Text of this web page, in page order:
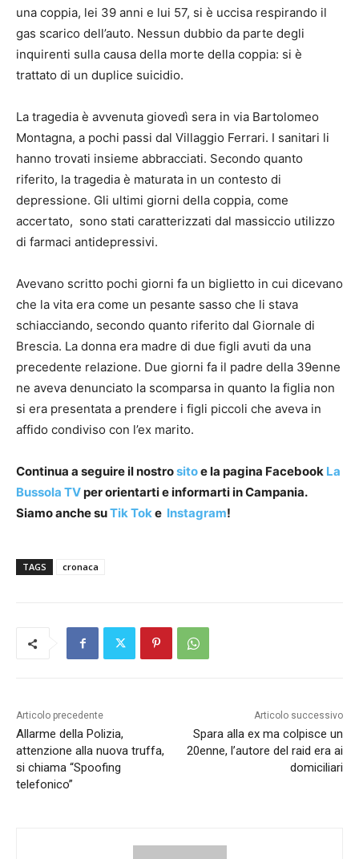
una coppia, lei 39 anni e lui 57, si è uccisa respirando il
gas scarico dell’auto. Nessun dubbio da parte degli
inquirenti sulla causa della morte della coppia: si è
trattato di un duplice suicidio.
La tragedia è avvenuta giovedì sera in via Bartolomeo
Montagna, a pochi passi dal Villaggio Ferrari. I sanitari li
hanno trovati insieme abbracciati. Secondo quanto
riferito, la tragedia è maturata in un contesto di
depressione. Gli ultimi giorni della coppia, come
accertato, sono stati caratterizzati dal massiccio utilizzo
di farmaci antidepressivi.
Avevano scritto pochi giorni fa un biglietto in cui dicevano
che la vita era come un pesante sasso che li stava
schiacciando, secondo quanto riferito dal Giornale di
Brescia. La donna era madre di due figli avuti da una
precedente relazione. Due giorni fa il padre della 39enne
ne aveva denunciato la scomparsa in quanto la figlia non
si era presentata a prendere i figli piccoli che aveva in
affido condiviso con l’ex marito.
Continua a seguire il nostrositoe la pagina Facebook La
Bussola TVper orientarti e informarti in Campania.
Siamo anche suTik Toke Instagram!
TAGS cronaca
Articolo precedente
Allarme della Polizia,
attenzione alla nuova truffa,
si chiama “Spoofing
telefonico”
Articolo successivo
Spara alla ex ma colpisce un
20enne, l’autore del raid era ai
domiciliari